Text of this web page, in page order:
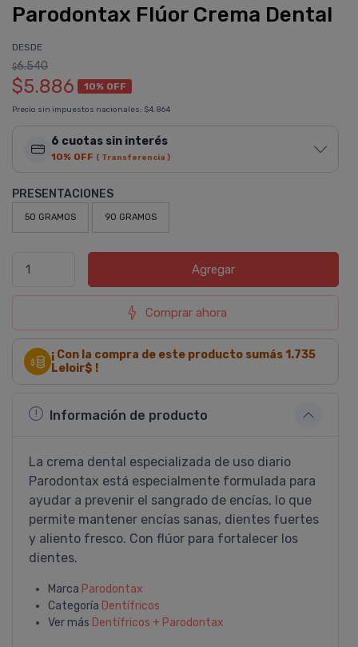
Parodontax Flúor Crema Dental
DESDE
$6.540
$5.886 10% OFF
Precio sin impuestos nacionales: $4.864
6 cuotas sin interés
10% OFF ( Transferencia )
PRESENTACIONES
50 GRAMOS 90 GRAMOS
Agregar
Comprar ahora
¡ Con la compra de este producto sumás 1.735
Leloir$ !
Información de producto
La crema dental especializada de uso diario
Parodontax está especialmente formulada para
ayudar a prevenir el sangrado de encí­as, lo que
permite mantener encí­as sanas, dientes fuertes
y aliento fresco. Con flúor para fortalecer los
dientes.
Marca Parodontax
Categoría Dentí­fricos
Ver más Dentí­fricos + Parodontax